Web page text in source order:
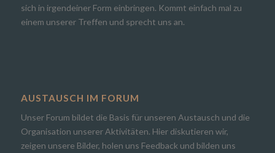
sich in irgendeiner Form einbringen. Kommt einfach mal zu
einem unserer Treffen und sprecht uns an.
AUSTAUSCH IM FORUM
Unser Forum bildet die Basis für unseren Austausch und die
Organisation unserer Aktivitäten. Hier diskutieren wir,
zeigen unsere Bilder, holen uns Feedback und bilden uns